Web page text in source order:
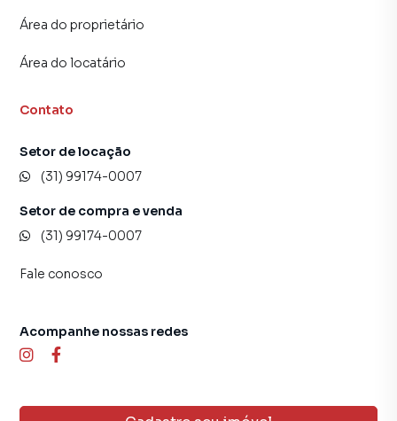
Área do proprietário
Área do locatário
Contato
Setor de locação
(31) 99174-0007
Setor de compra e venda
(31) 99174-0007
Fale conosco
Acompanhe nossas redes